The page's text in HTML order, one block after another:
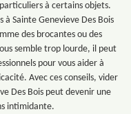
à certains objets.
Sainte Genevieve Des Bois
des brocantes ou des
semble trop lourde, il peut
pour vous aider à
Avec ces conseils, vider
Des Bois peut devenir une
intimidante.